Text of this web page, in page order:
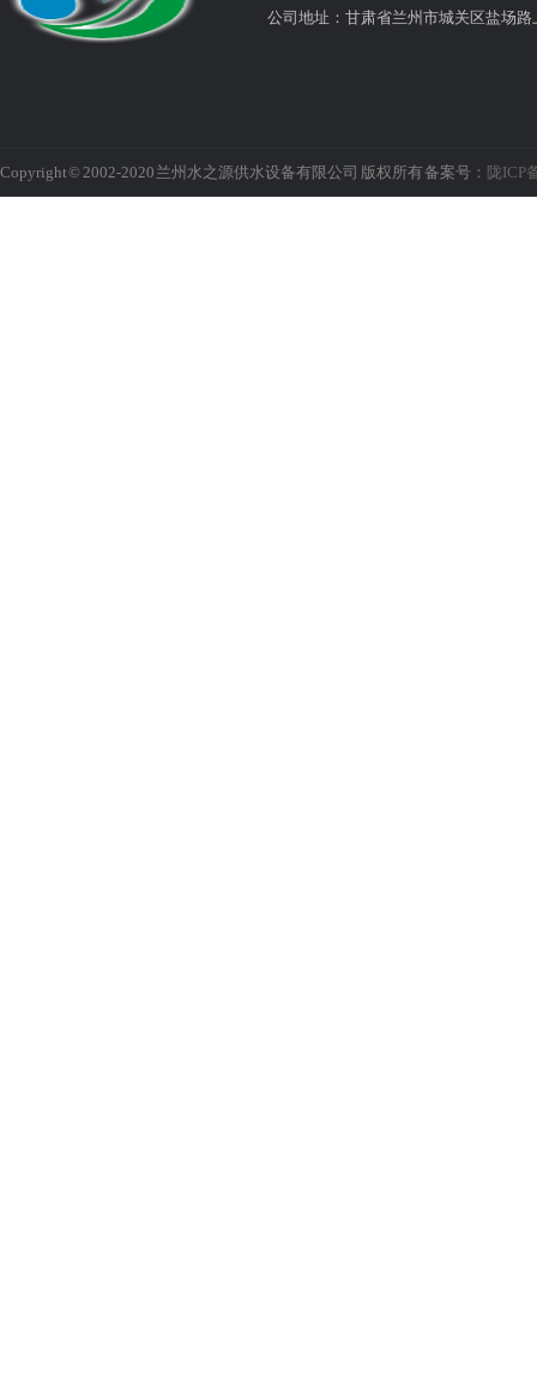
公司地址：甘肃省兰州市城关区盐场
Copyright © 2002-2020 兰州水之源供水设备有限公司 版权所有 备案号： 陇ICP